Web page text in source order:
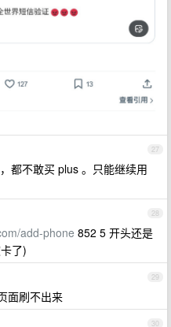
27
都不敢买 plus 。只能继续用
28
add-phone 852 5 开头还是
了)
29
面刷不出来
30